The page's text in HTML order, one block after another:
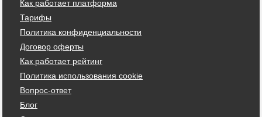
Как работает платформа
Тарифы
Политика конфиденциальности
Договор оферты
Как работает рейтинг
Политика использования cookie
Вопрос-ответ
Блог